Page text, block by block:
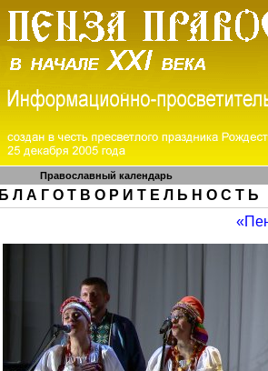
Православный календарь
Б Л А Г О Т В О Р И Т Е Л Ь Н О С Т Ь